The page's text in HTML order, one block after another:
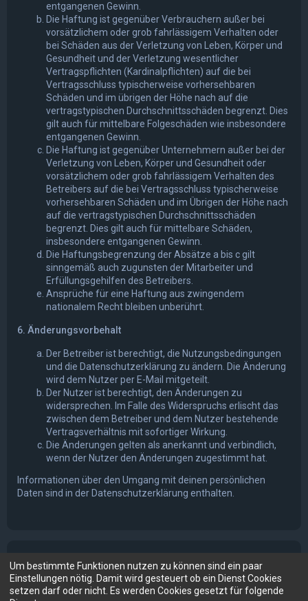
entgangenen Gewinn.
Die Haftung ist gegenüber Verbrauchern außer bei
vorsätzlichem oder grob fahrlässigem Verhalten oder
bei Schäden aus der Verletzung von Leben, Körper und
Gesundheit und der Verletzung wesentlicher
Vertragspflichten (Kardinalpflichten) auf die bei
Vertragsschluss typischerweise vorhersehbaren
Schäden und im übrigen der Höhe nach auf die
vertragstypischen Durchschnittsschäden begrenzt. Dies
gilt auch für mittelbare Folgeschäden wie insbesondere
entgangenen Gewinn.
Die Haftung ist gegenüber Unternehmern außer bei der
Verletzung von Leben, Körper und Gesundheit oder
vorsätzlichem oder grob fahrlässigem Verhalten des
Betreibers auf die bei Vertragsschluss typischerweise
vorhersehbaren Schäden und im Übrigen der Höhe nach
auf die vertragstypischen Durchschnittsschäden
begrenzt. Dies gilt auch für mittelbare Schäden,
insbesondere entgangenen Gewinn.
Die Haftungsbegrenzung der Absätze a bis c gilt
sinngemäß auch zugunsten der Mitarbeiter und
Erfüllungsgehilfen des Betreibers.
Ansprüche für eine Haftung aus zwingendem
nationalem Recht bleiben unberührt.
6. Änderungsvorbehalt
Der Betreiber ist berechtigt, die Nutzungsbedingungen
und die Datenschutzerklärung zu ändern. Die Änderung
wird dem Nutzer per E-Mail mitgeteilt.
Der Nutzer ist berechtigt, den Änderungen zu
widersprechen. Im Falle des Widerspruchs erlischt das
zwischen dem Betreiber und dem Nutzer bestehende
Vertragsverhältnis mit sofortiger Wirkung.
Die Änderungen gelten als anerkannt und verbindlich,
wenn der Nutzer den Änderungen zugestimmt hat.
Informationen über den Umgang mit deinen persönlichen
Daten sind in der Datenschutzerklärung enthalten.
Um bestimmte Funktionen nutzen zu können sind ein paar
Einstellungen nötig. Damit wird gesteuert ob ein Dienst Cookies
setzen darf oder nicht. Es werden Cookies gesetzt für folgende